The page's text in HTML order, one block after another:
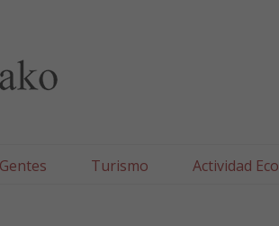
Turismo Actividad